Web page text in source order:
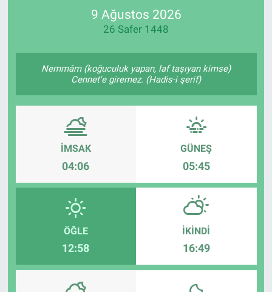
9 Ağustos 2026
26 Safer 1448
Nemmâm (koğuculuk yapan, laf taşıyan kimse)
Cennet'e giremez. (Hadis-i şerif)
İMSAK
04:06
GÜNEŞ
05:45
ÖĞLE
12:58
İKINDI
16:49
RESMİ İLANLAR